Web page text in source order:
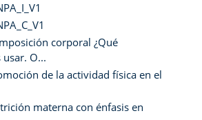
corporal ¿Qué
O...
de la actividad física en el
materna con énfasis en